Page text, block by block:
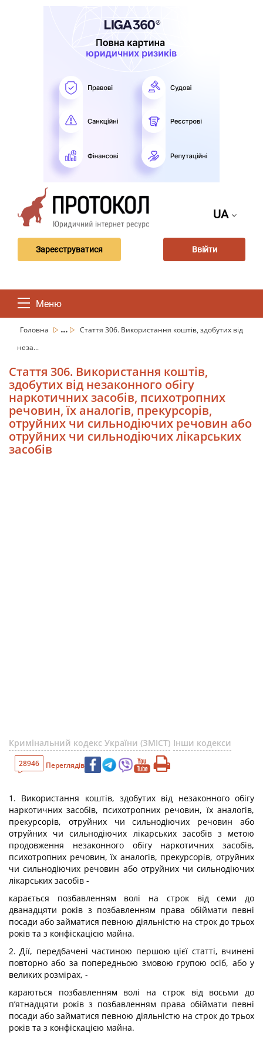
UA
Зареєструватися Ввійти
Меню
Головна ...
Стаття 306. Використання коштів, здобутих від
неза...
Стаття 306. Використання коштів,
здобутих від незаконного обігу
наркотичних засобів, психотропних
речовин, їх аналогів, прекурсорів,
отруйних чи сильнодіючих речовин або
отруйних чи сильнодіючих лікарських
засобів
Кримінальний кодекс України (ЗМІСТ) Інши кодекси
28946 Переглядів
1. Використання коштів, здобутих від незаконного обігу
наркотичних засобів, психотропних речовин, їх аналогів,
прекурсорів, отруйних чи сильнодіючих речовин або
отруйних чи сильнодіючих лікарських засобів з метою
продовження незаконного обігу наркотичних засобів,
психотропних речовин, їх аналогів, прекурсорів, отруйних
чи сильнодіючих речовин або отруйних чи сильнодіючих
лікарських засобів -
карається позбавленням волі на строк від семи до
дванадцяти років з позбавленням права обіймати певні
посади або займатися певною діяльністю на строк до трьох
років та з конфіскацією майна.
2. Дії, передбачені частиною першою цієї статті, вчинені
повторно або за попередньою змовою групою осіб, або у
великих розмірах, -
караються позбавленням волі на строк від восьми до
п’ятнадцяти років з позбавленням права обіймати певні
посади або займатися певною діяльністю на строк до трьох
років та з конфіскацією майна.